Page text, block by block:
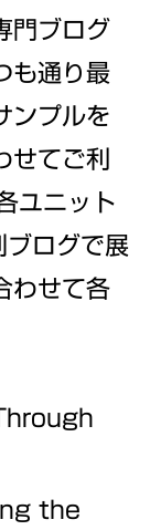
門ブログ
も通り最
ンプルを
せてご利
ユニット
ブログで展
わせて各
the